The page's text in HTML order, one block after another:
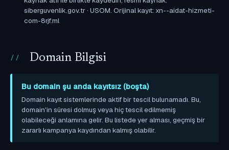
siberguvenlik.gov.tr · USOM. Orijinal kayıt: xn--aidat-hizmeti-
com-8rjf.ml
Domain Bilgisi
Bu domain şu anda kayıtsız (boşta)
Domain kayıt sistemlerinde aktif bir tescil bulunamadı. Bu,
domain'in süresi dolmuş veya hiç tescil edilmemiş
olabileceği anlamına gelir. Bu listede yer alması, geçmiş bir
zararlı kampanya kaydından kalmış olabilir.